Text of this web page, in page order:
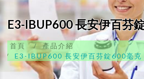
E3-IBUP600 長安伊百芬
首頁
產品介紹
E3-IBUP600 長安伊百芬錠600毫克